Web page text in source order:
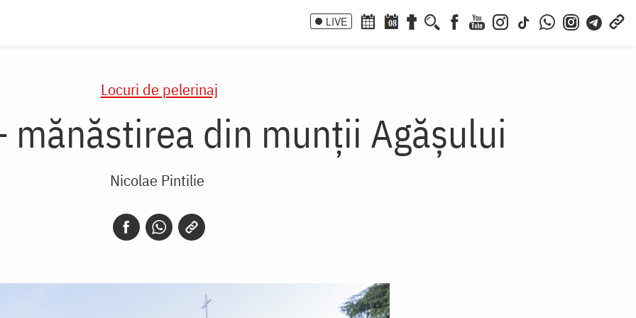
LIVE 08
Locuri de pelerinaj
mănăstirea din munţii Agăşului
Nicolae Pintilie